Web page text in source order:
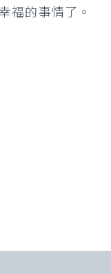
福的事情了。